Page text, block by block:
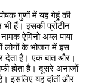
गुणों में यह गेहूं की
भी हैं। इसकी प्रोटीन
ऐमिनो अम्ल पाया
लोगों के भोजन में इस
देता है। एक बात और।
होता है। दूसरे अनाजों
इसलिए यह दांतों और